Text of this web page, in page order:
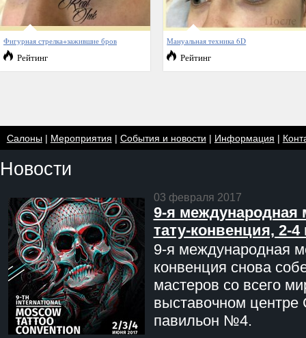
Фигурная стрелка+зажившие бров
Рейтинг
Мануальная техника 6D
Рейтинг
Салоны| Мероприятия | События и новости | Информация |
Новости
03 февраля 2017
9-я международная
тату-конвенция, 2-
9-я международная
конвенция снова
мастеров со всего
выставочном центре
павильон №4.